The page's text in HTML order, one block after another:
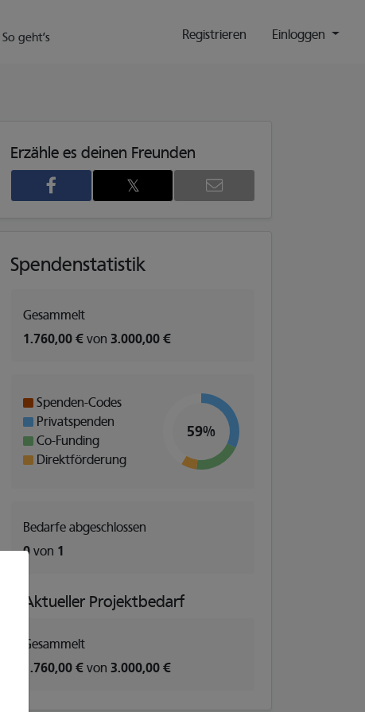
geht’s Registrieren Einloggen
Erzähle es deinen Freunden
𝕏
Spendenstatistik
Gesammelt
1.760,00 € von 3.000,00 €
Spenden-Codes
Privatspenden
Co-Funding
Direktförderung
59%
Bedarfe abgeschlossen
0 von 1
Aktueller Projektbedarf
Gesammelt
1.760,00 € von 3.000,00 €